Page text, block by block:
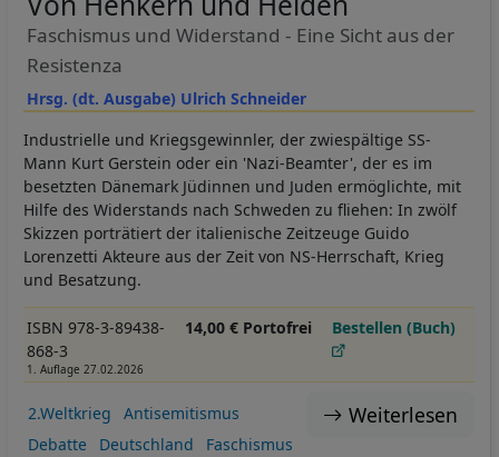
Hrsg. (dt. Ausgabe) Ulrich Schneider
Faschismus und Widerstand - Eine Sicht aus der
Resistenza
Industrielle und Kriegsgewinnler, der zwiespältige SS-
Mann Kurt Gerstein oder ein 'Nazi-Beamter', der es im
besetzten Dänemark Jüdinnen und Juden ermöglichte, mit
Hilfe des Widerstands nach Schweden zu fliehen: In zwölf
Skizzen porträtiert der italienische Zeitzeuge Guido
Lorenzetti Akteure aus der Zeit von NS-Herrschaft, Krieg
und Besatzung.
ISBN 978-3-89438-
868-3
1. Auflage 27.02.2026
14,00 € Portofrei Bestellen (Buch)
Weiterlesen
2.Weltkrieg
Antisemitismus
Debatte
Deutschland
Faschismus